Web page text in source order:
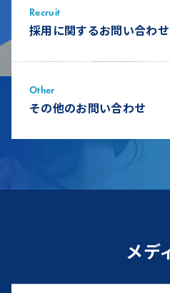
Recruit
採用に関するお問い合わせ
Other
その他のお問い合わせ
メデ